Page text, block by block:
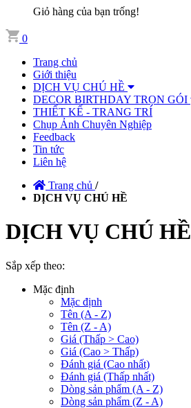
Giỏ hàng của bạn trống!
0
Trang chủ
Giới thiệu
DỊCH VỤ CHÚ HỀ
DECOR BIRTHDAY TRỌN GÓI
THIẾT KẾ - TRANG TRÍ
Chụp Ảnh Chuyên Nghiệp
Feedback
Tin tức
Liên hệ
Trang chủ /
DỊCH VỤ CHÚ HỀ
DỊCH VỤ CHÚ HỀ
Sắp xếp theo:
Mặc định
Mặc định
Tên (A - Z)
Tên (Z - A)
Giá (Thấp > Cao)
Giá (Cao > Thấp)
Đánh giá (Cao nhất)
Đánh giá (Thấp nhất)
Dòng sản phẩm (A - Z)
Dòng sản phẩm (Z - A)